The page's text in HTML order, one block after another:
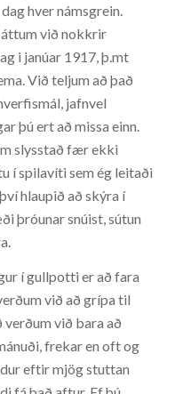
hver námsgrein.
við nokkrir
i janúar 1917, þ.mt
Við teljum að það
jafnvel
þú ert að missa einn.
slysstað fær ekki
í spilavíti sem ég leitaði
hlaupið að skýra í
þróunar snúist, sútun
í gullpotti er að fara
við að grípa til
við bara að
frekar en oft og
eftir mjög stuttan